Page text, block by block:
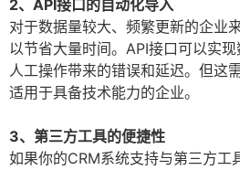
2、API接口的自动化导入
对于数据量较大、频繁更新的企业
以节省大量时间。API接口可以实
人工操作带来的错误和延迟。但这
适用于具备技术能力的企业。
3、第三方工具的便捷性
如果你的CRM系统支持与第三方工